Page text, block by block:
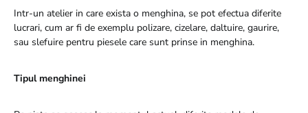
Intr-un atelier in care exista o menghina, se pot efectua diferite
lucrari, cum ar fi de exemplu polizare, cizelare, daltuire, gaurire,
sau slefuire pentru piesele care sunt prinse in menghina.
Tipul menghinei